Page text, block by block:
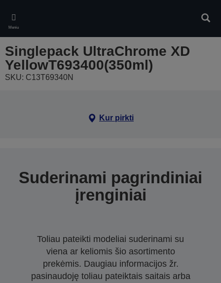
main
content
Meniu
Singlepack UltraChrome XD
YellowT693400(350ml)
SKU: C13T69340N
Kur pirkti
Suderinami pagrindiniai
įrenginiai
Toliau pateikti modeliai suderinami su
viena ar keliomis šio asortimento
prekėmis. Daugiau informacijos žr.
pasinaudoję toliau pateiktais saitais arba